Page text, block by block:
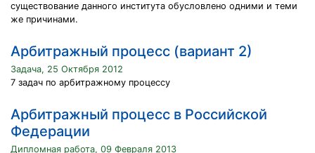
существование данного института обусловлено одними и теми
же причинами.
Арбитражный процесс (вариант 2)
Задача, 25 Октября 2012
7 задач по арбитражному процессу
Арбитражный процесс в Российской
Федерации
Дипломная работа, 09 Февраля 2013